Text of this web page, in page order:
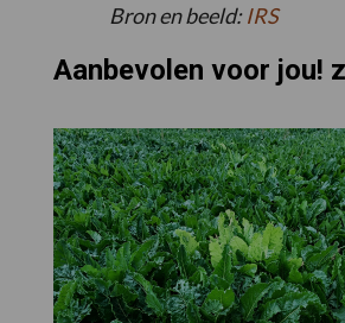
Bron en beeld:IRS
Aanbevolen voor jou!